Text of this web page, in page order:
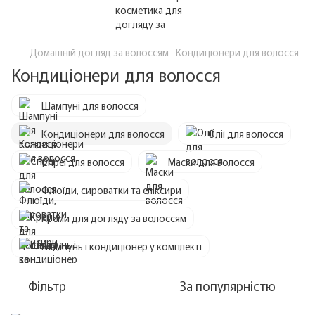
Домашній догляд за волоссям Кондиціонери для волосся
Кондиціонери для волосся
Шампуні для волосся
Кондиціонери для волосся
Олії для волосся
Спреї для волосся
Маски для волосся
Флюїди, сироватки та еліксири
Креми для догляду за волоссям
Шампунь і кондиціонер у комплекті
Фільтр За популярністю